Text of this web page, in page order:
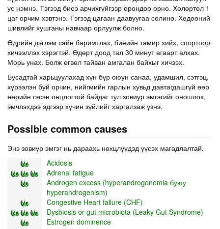
ус нэмнэ. Тэгээд биеэ арчихгүйгээр орондоо орно. Хөлөртөл 1
цаг орчим хэвтэнэ. Тэгээд цагаан даавуугаа солино. Хөдөөний
шивлийг хушганы навчаар орлуулж болно.
Өдрийн дэглэм сайн баримтлах, биеийн тамир хийх, спортоор
хичээллэх хэрэгтэй. Өдөрт доод тал 30 минут агаарт алхах.
Морь унах. Болж өгвөл тайван амгалан байхыг хичээх.
Бусадтай харьцуулахад хүн бүр оюун санаа, удамшил, сэтгэц,
хүрээлэн буй орчин, нийгмийн гарлын хувьд давтагдашгүй өөр
өөрийн гэсэн онцлогтой байдаг тул зовиур эмгэгийг оношлох,
эмчлэхдээ эдгээр хүчин зүйлийг харгалзаж үзнэ.
Possible common causes
Энэ зовиур эмгэг нь дараахь нөхцлүүдэд үүсэх магадлалтай.
Acidosis
Adrenal fatigue
Androgen excess (hyperandrogenemia буюу
hyperandrogenism)
Congestive Heart failure (CHF)
Dysbiosis or gut microbiota (Leaky Gut Syndrome)
Estrogen dominence